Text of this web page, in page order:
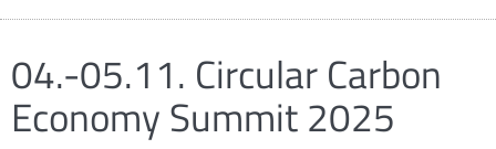
04.-05.11. Circular Carbon
Economy Summit 2025